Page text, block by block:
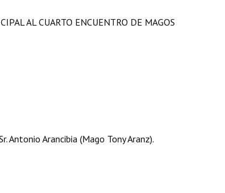
AL CUARTO ENCUENTRO DE MAGOS
Arancibia (Mago Tony Aranz).